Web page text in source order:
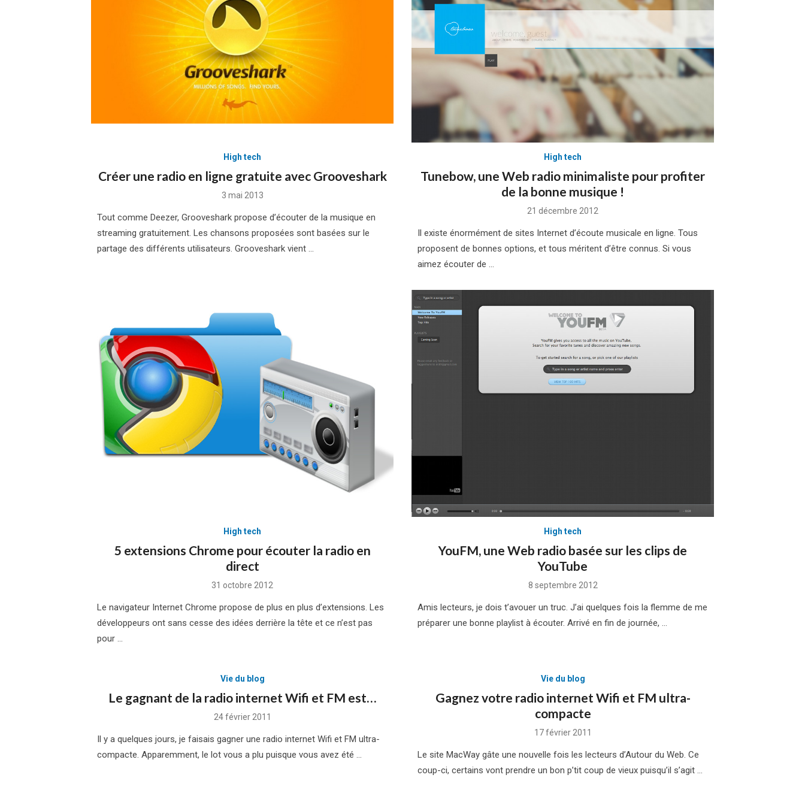
High tech
Créer une radio en ligne gratuite avec Grooveshark
Posted
3 mai 2013
Tout comme Deezer, Grooveshark propose d’écouter de la musique en
streaming gratuitement. Les chansons proposées sont basées sur le
partage des différents utilisateurs. Grooveshark vient …
High tech
Tunebow, une Web radio minimaliste pour profiter
de la bonne musique !
Posted
21 décembre 2012
Il existe énormément de sites Internet d’écoute musicale en ligne. Tous
proposent de bonnes options, et tous méritent d’être connus. Si vous
aimez écouter de …
High tech
5 extensions Chrome pour écouter la radio en
direct
Posted
31 octobre 2012
Le navigateur Internet Chrome propose de plus en plus d’extensions. Les
développeurs ont sans cesse des idées derrière la tête et ce n’est pas
pour …
High tech
YouFM, une Web radio basée sur les clips de
YouTube
Posted
8 septembre 2012
Amis lecteurs, je dois t’avouer un truc. J’ai quelques fois la flemme de me
préparer une bonne playlist à écouter. Arrivé en fin de journée, …
Vie du blog
Le gagnant de la radio internet Wifi et FM est…
Posted
24 février 2011
Il y a quelques jours, je faisais gagner une radio internet Wifi et FM ultra-
compacte. Apparemment, le lot vous a plu puisque vous avez été …
Vie du blog
Gagnez votre radio internet Wifi et FM ultra-
compacte
Posted
17 février 2011
Le site MacWay gâte une nouvelle fois les lecteurs d’Autour du Web. Ce
coup-ci, certains vont prendre un bon p’tit coup de vieux puisqu’il s’agit …